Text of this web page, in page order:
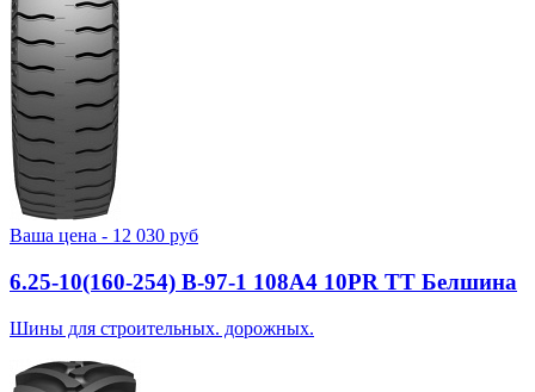
Ваша цена - 12 030 руб
6.25-10(160-254) В-97-1 108A4 10PR TT Белшина
Шины для строительных. дорожных.